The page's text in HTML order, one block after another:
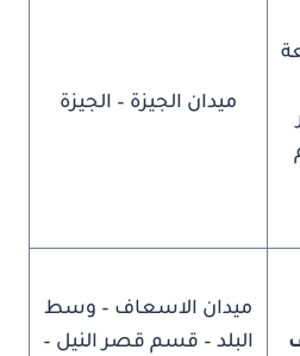
ميدان الجيزة – الجيزة
ميدان الاسعاف – وسط
البلد – قسم قصر النيل –